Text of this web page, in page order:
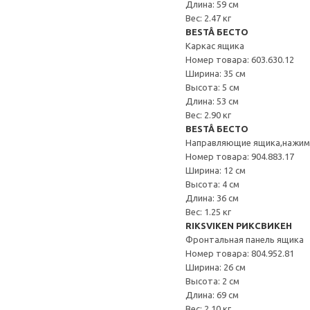
Длина: 59 см
Вес: 2.47 кг
BESTÅ БЕСТО
Каркас ящика
Номер товара: 603.630.12
Ширина: 35 см
Высота: 5 см
Длина: 53 см
Вес: 2.90 кг
BESTÅ БЕСТО
Направляющие
Номер товара: 904.883.17
Ширина: 12 см
Высота: 4 см
Длина: 36 см
Вес: 1.25 кг
RIKSVIKEN РИКСВИКЕН
Фронтальная панель ящика
Номер товара: 804.952.81
Ширина: 26 см
Высота: 2 см
Длина: 69 см